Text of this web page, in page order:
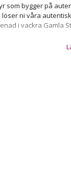
som bygger på
löser ni våra
i vackra Gamla
vänner eller